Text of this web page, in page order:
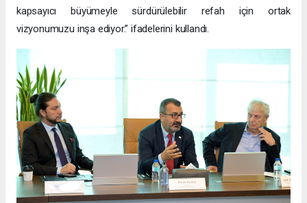
kapsayıcı büyümeyle sürdürülebilir refah için ortak
vizyonumuzu inşa ediyor.” ifadelerini kullandı.